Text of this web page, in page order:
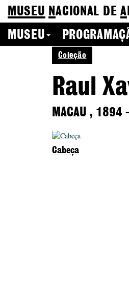
MUSEU NACIONAL DEA
MUSEU
Coleção
Raul
MACAU , 1894
Cabeça